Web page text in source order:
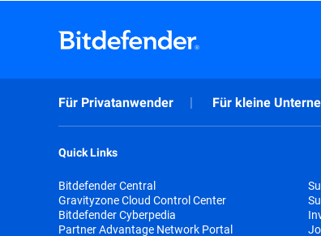
Für Privatanwender Für kleine
Quick Links
Bitdefender Central
Gravityzone Cloud Control Center
Bitdefender Cyberpedia
Partner Advantage Network Portal